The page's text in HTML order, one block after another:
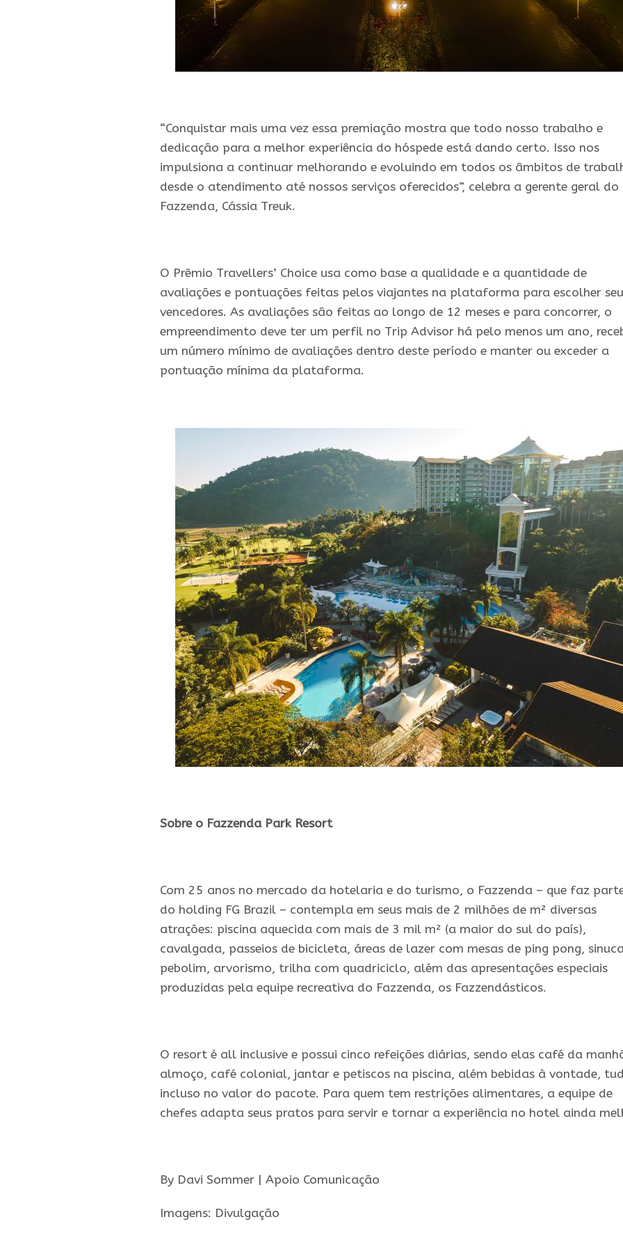
“Conquistar mais uma vez essa premiação mostra que todo nosso trabalho e
dedicação para a melhor experiência do hóspede está dando certo. Isso nos
impulsiona a continuar melhorando e evoluindo em todos os âmbitos de
desde o atendimento até nossos serviços oferecidos”, celebra a gerente geral do
Fazzenda, Cássia Treuk.
O Prêmio Travellers’ Choice usa como base a qualidade e a quantidade de
avaliações e pontuações feitas pelos viajantes na plataforma para escolher
vencedores. As avaliações são feitas ao longo de 12 meses e para concorrer, o
empreendimento deve ter um perfil no Trip Advisor há pelo menos um ano,
um número mínimo de avaliações dentro deste período e manter ou exceder a
pontuação mínima da plataforma.
Sobre o Fazzenda Park Resort
Com 25 anos no mercado da hotelaria e do turismo, o Fazzenda – que faz
do holding FG Brazil – contempla em seus mais de 2 milhões de m² diversas
atrações: piscina aquecida com mais de 3 mil m² (a maior do sul do país),
cavalgada, passeios de bicicleta, áreas de lazer com mesas de ping pong,
pebolim, arvorismo, trilha com quadriciclo, além das apresentações especiais
produzidas pela equipe recreativa do Fazzenda, os Fazzendásticos.
O resort é all inclusive e possui cinco refeições diárias, sendo elas café da
almoço, café colonial, jantar e petiscos na piscina, além bebidas à vontade,
incluso no valor do pacote. Para quem tem restrições alimentares, a equipe de
chefes adapta seus pratos para servir e tornar a experiência no hotel ainda
By Davi Sommer | Apoio Comunicação
Imagens: Divulgação